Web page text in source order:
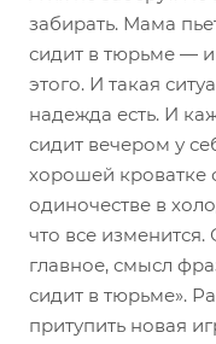
забирать. Мама
сидит в тюрьме —
этого. И такая
надежда есть. И
сидит вечером у
хорошей кроватке
одиночестве в
что все изменится.
главное, смысл
сидит в тюрьме».
притупить новая